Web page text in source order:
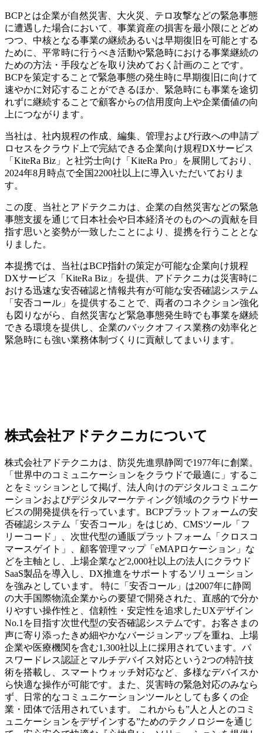
BCPとは企業が自然災害、大火災、テロ攻撃などの緊急事態
に遭遇した場合において、事業資産の損害を最小限にとどめ
つつ、中核となる事業の継続あるいは早期復旧を可能とする
ために、平常時に行うべき活動や緊急時における事業継続の
ための方法・手段などを取り決めておく計画のことです。
BCPを策定することで緊急事態の発生時に早期復旧に向けて
速やかに対応することができるほか、緊急時にも事業を途切
れずに継続することで顧客からの信用度向上や企業価値の向
上につながります。
当社は、社内規程の作成、編集、管理および行政への申請プ
ロセスをクラウド上で完結できる企業向け規程DXサービス
「KiteRa Biz」と社労士向け「KiteRa Pro」を展開しており、
2024年8月時点で全国2200社以上に導入いただいておりま
す。
この度、当社とアドテクニカは、企業の自然災害などの緊急
事態支援を通じて日本社会や日本経済そのものへの貢献を目
指す思いと姿勢が一致したことにより、提携を行うこととな
りました。
本提携では、当社はBCP指針の策定が可能な企業向け規程
DXサービス「KiteRa Biz」を提供、アドテクニカは災害時に
おける迅速な安否確認と情報共有が可能な安否確認システム
「安否コール」を提供することで、両者のコネクション強化
も図りながら、自然災害など緊急事態発生時でも事業を継続
できる環境を提供し、企業のバックオフィス業務の効率化と
緊急時にも強い業務体制づくりに貢献してまいります。
株式会社アドテクニカについて
株式会社アドテクニカは、防災先進県静岡で1977年に創業。
「世界中のコミュニケーションをクラウドで最適に」するこ
とをミッションとして掲げ、法人向けのデジタルコミュニケ
ーションおよびデジタルマーケティング領域のクラウドサー
ビスの開発提供を行っています。BCPプラットフォームの安
否確認システム「安否コール」をはじめ、CMSツール「フ
リーコード」、次世代型の通販プラットフォーム「クロスコ
マースゲイト」、顧客管理マップ「eMAPロケーション」な
どを主軸とし、上場企業など2,000社以上の法人にクラウド
SaaS製品を導入し、DX推進をサポートするソリューション
を強みとしています。 特に「安否コール」は2007年に静岡
の大手国際物流企業からの要望で開発された、直感的で分か
りやすい操作性と、信頼性・安定性を追求したUXデザイン
No.1を目指す次世代型の安否確認システムです。お客さまの
声に寄り添ったきめ細やかなバージョンアップを重ね、上場
企業や医療機関を含む1,300社以上に採用されています。パ
スワードレス認証とマルチデバイス対応という2つの特許技
術を搭載し、スマートウォッチ対応など、多様なデバイスか
ら快適な操作が可能です。また、災害時の緊急対応のみなら
ず、日常的なコミュニケーションツールとしても多くの企
業・団体で活用されています。 これからも”人と人とのコミ
ュニケーションをデザインする”ためのテクノロジーを通じ